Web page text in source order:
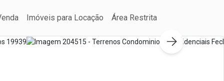
Imóveis para Locação Área Restrita